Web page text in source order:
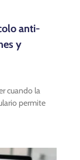
anti-
y
cuando la
permite